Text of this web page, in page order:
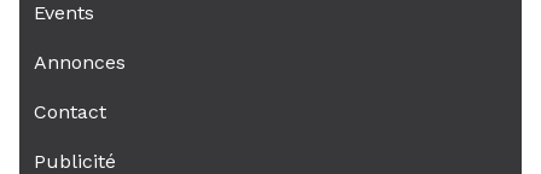
Events
Annonces
Contact
Publicité